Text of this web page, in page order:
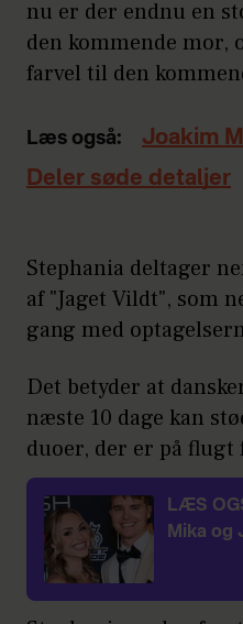
nu er der endnu en
den kommende mor,
farvel til den
Læs også:
Joakim
Deler søde detaljer
Stephania deltager
af "Jaget Vildt", som
gang med
Det betyder at
næste 10 dage kan
duoer, der er på
LÆS
Mika og